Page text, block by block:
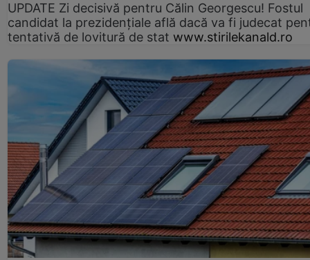
UPDATE Zi decisivă pentru Călin Georgescu! Fostul
candidat la prezidențiale află dacă va fi judecat
tentativă de lovitură de stat www.stirilekanald.ro